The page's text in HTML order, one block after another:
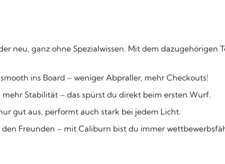
neu, ganz ohne Spezialwissen. Mit dem dazugehörigen
ins Board – weniger Abpraller, mehr Checkouts!
Stabilität – das spürst du direkt beim ersten Wurf.
gut aus, performt auch stark bei jedem Licht.
Freunden – mit Caliburn bist du immer